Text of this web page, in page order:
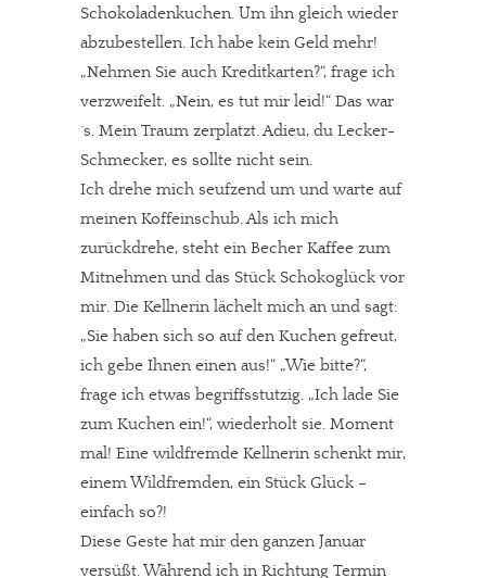
Schokoladenkuchen. Um ihn gleich wieder
abzubestellen. Ich habe kein Geld mehr!
„Nehmen Sie auch Kreditkarten?“, frage ich
verzweifelt. „Nein, es tut mir leid!“ Das war
´s. Mein Traum zerplatzt. Adieu, du Lecker-
Schmecker, es sollte nicht sein.
Ich drehe mich seufzend um und warte auf
meinen Koffeinschub. Als ich mich
zurückdrehe, steht ein Becher Kaffee zum
Mitnehmen und das Stück Schokoglück vor
mir. Die Kellnerin lächelt mich an und sagt:
„Sie haben sich so auf den Kuchen gefreut,
ich gebe Ihnen einen aus!“ „Wie bitte?“,
frage ich etwas begriffsstutzig. „Ich lade Sie
zum Kuchen ein!“, wiederholt sie. Moment
mal! Eine wildfremde Kellnerin schenkt mir,
einem Wildfremden, ein Stück Glück –
einfach so?!
Diese Geste hat mir den ganzen Januar
versüßt. Während ich in Richtung Termin